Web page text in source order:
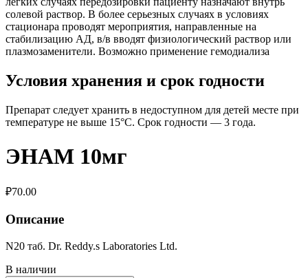
солевой раствор. В более серьезных случаях в условиях
стационара проводят мероприятия, направленные на
стабилизацию АД, в/в вводят физиологический раствор или
плазмозаменители. Возможно применение гемодиализа
Условия хранения и срок годности
Препарат следует хранить в недоступном для детей месте при
температуре не выше 15°С. Срок годности — 3 года.
ЭНАМ 10мг
₽70.00
Описание
N20 таб. Dr. Reddy.s Laboratories Ltd.
В наличии